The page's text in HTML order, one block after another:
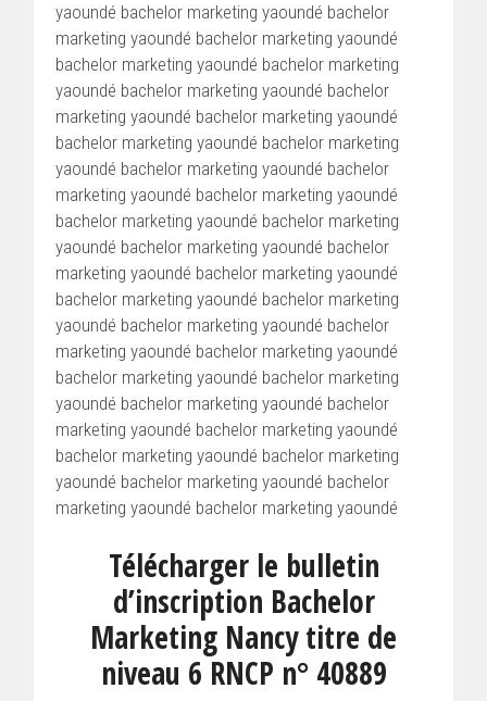
yaoundé bachelor marketing yaoundé bachelor
marketing yaoundé bachelor marketing yaoundé
bachelor marketing yaoundé bachelor marketing
yaoundé bachelor marketing yaoundé bachelor
marketing yaoundé bachelor marketing yaoundé
bachelor marketing yaoundé bachelor marketing
yaoundé bachelor marketing yaoundé bachelor
marketing yaoundé bachelor marketing yaoundé
bachelor marketing yaoundé bachelor marketing
yaoundé bachelor marketing yaoundé bachelor
marketing yaoundé bachelor marketing yaoundé
bachelor marketing yaoundé bachelor marketing
yaoundé bachelor marketing yaoundé bachelor
marketing yaoundé bachelor marketing yaoundé
bachelor marketing yaoundé bachelor marketing
yaoundé bachelor marketing yaoundé bachelor
marketing yaoundé bachelor marketing yaoundé
bachelor marketing yaoundé bachelor marketing
yaoundé bachelor marketing yaoundé bachelor
marketing yaoundé bachelor marketing yaoundé
Télécharger le bulletin
d’inscription Bachelor
Marketing Nancy titre de
niveau 6 RNCP n° 40889